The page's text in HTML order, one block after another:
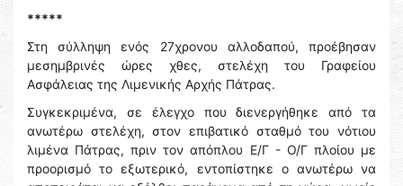
*****
Στη σύλληψη ενός 27χρονου αλλοδαπού, προέβησαν
μεσημβρινές ώρες χθες, στελέχη του Γραφείου
Ασφάλειας της Λιμενικής Αρχής Πάτρας.
Συγκεκριμένα, σε έλεγχο που διενεργήθηκε από τα
ανωτέρω στελέχη, στον επιβατικό σταθμό του νότιου
λιμένα Πάτρας, πριν τον απόπλου Ε/Γ - Ο/Γ πλοίου με
προορισμό το εξωτερικό, εντοπίστηκε ο ανωτέρω να